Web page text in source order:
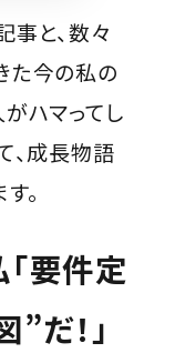
事と、数々
た今の私の
ハマってし
、成長物語
。
「要件定
だ！」